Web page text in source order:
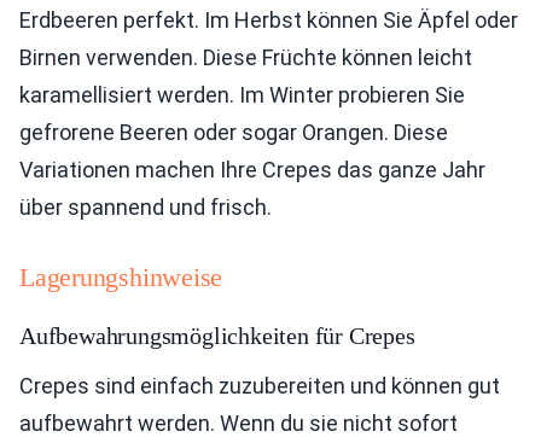
Erdbeeren perfekt. Im Herbst können Sie Äpfel oder
Birnen verwenden. Diese Früchte können leicht
karamellisiert werden. Im Winter probieren Sie
gefrorene Beeren oder sogar Orangen. Diese
Variationen machen Ihre Crepes das ganze Jahr
über spannend und frisch.
Lagerungshinweise
Aufbewahrungsmöglichkeiten für Crepes
Crepes sind einfach zuzubereiten und können gut
aufbewahrt werden. Wenn du sie nicht sofort